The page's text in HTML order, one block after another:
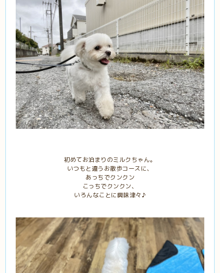
初めてお泊まりのミルクちゃん。
いつもと違うお散歩コースに、
あっちでクンクン
こっちでクンクン、
いろんなことに興味津々♪